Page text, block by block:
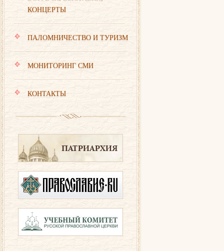
КОНЦЕРТЫ
ПАЛОМНИЧЕСТВО И ТУРИЗМ
МОНИТОРИНГ СМИ
КОНТАКТЫ